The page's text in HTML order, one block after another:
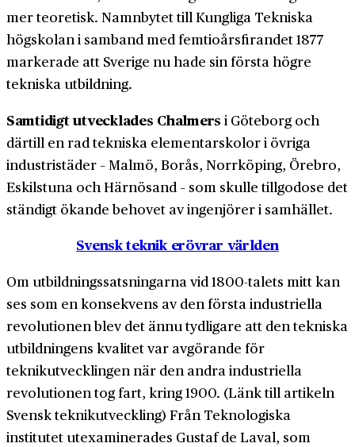
mer teoretisk. Namnbytet till Kungliga Tekniska
högskolan i samband med femtioårsfirandet 1877
markerade att Sverige nu hade sin första högre
tekniska utbildning.
Samtidigt utvecklades Chalmers i Göteborg och
därtill en rad tekniska elementarskolor i övriga
industristäder – Malmö, Borås, Norrköping, Örebro,
Eskilstuna och Härnösand – som skulle tillgodose det
ständigt ökande behovet av ingenjörer i samhället.
Svensk teknik erövrar världen
Om utbildningssatsningarna vid 1800-talets mitt kan
ses som en konsekvens av den första industriella
revolutionen blev det ännu tydligare att den tekniska
utbildningens kvalitet var avgörande för
teknikutvecklingen när den andra industriella
revolutionen tog fart, kring 1900. (Länk till artikeln
Svensk teknikutveckling) Från Teknologiska
institutet utexaminerades Gustaf de Laval, som